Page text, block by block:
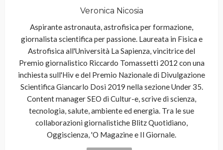
Veronica Nicosia
Aspirante astronauta, astrofisica per formazione,
giornalista scientifica per passione. Laureata in Fisica e
Astrofisica all'Università La Sapienza, vincitrice del
Premio giornalistico Riccardo Tomassetti 2012 con una
inchiesta sull'Hiv e del Premio Nazionale di Divulgazione
Scientifica Giancarlo Dosi 2019 nella sezione Under 35.
Content manager SEO di Cultur-e, scrive di scienza,
tecnologia, salute, ambiente ed energia. Tra le sue
collaborazioni giornalistiche Blitz Quotidiano,
Oggiscienza, 'O Magazine e Il Giornale.